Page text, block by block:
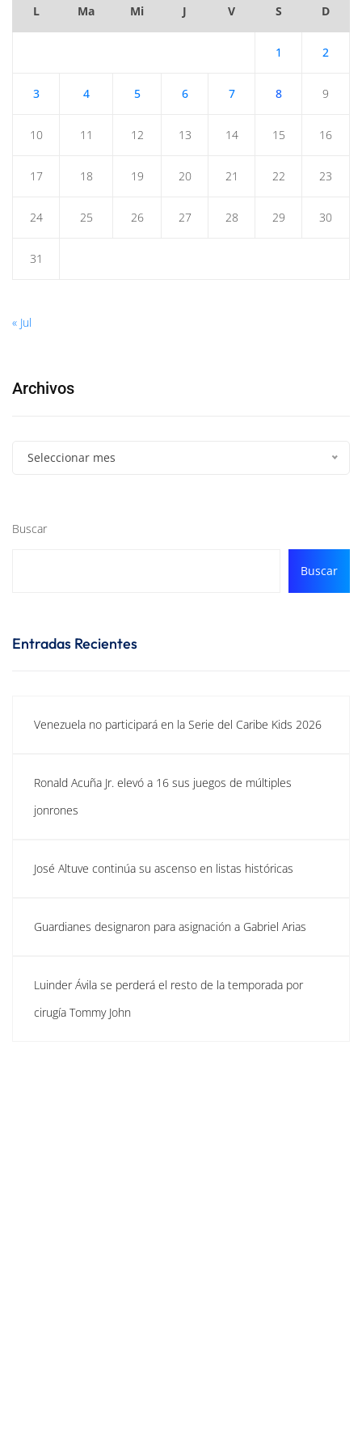
L Ma Mi J V S D
1 2
3 4 5 6 7 8 9
10 11 12 13 14 15 16
17 18 19 20 21 22 23
24 25 26 27 28 29 30
31
« Jul
Archivos
Seleccionar mes
Buscar
Buscar
Entradas Recientes
Venezuela no participará en la Serie del Caribe Kids 2026
Ronald Acuña Jr. elevó a 16 sus juegos de múltiples
jonrones
José Altuve continúa su ascenso en listas históricas
Guardianes designaron para asignación a Gabriel Arias
Luinder Ávila se perderá el resto de la temporada por
cirugía Tommy John